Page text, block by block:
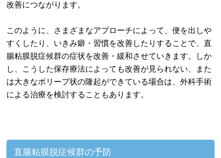
改善につながります。
このように、さまざまなアプローチによって、便を出しや
すくしたり、いきみ癖・習慣を改善したりすることで、直
腸粘膜脱症候群の症状を改善・緩和させていきます。しか
し、こうした保存療法によっても改善が見られない、また
は大きなポリープ状の隆起ができている場合は、外科手術
による治療を検討することもあります。
直腸粘膜脱症候群の予防